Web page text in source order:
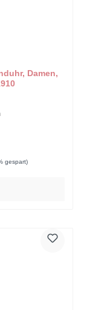
Damen,
auswählen
gespart)